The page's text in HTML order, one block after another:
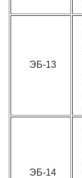
ЭБ-13
ЭБ-14